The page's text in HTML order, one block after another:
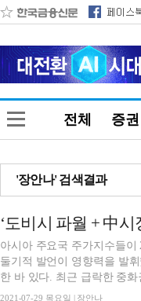
전체 증권
'장안나' 검색결과
‘도비시 파월 + 中
아시아 주요국 주가지수들
둘기적 발언이 영향력을 발
한 바 있다. 최근 급락한 중
2021-07-29 목요일 | 장안나